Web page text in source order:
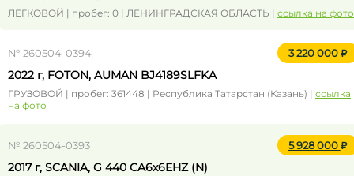
ЛЕГКОВОЙ | пробег: 0 | ЛЕНИНГРАДСКАЯ ОБЛАСТЬ | ссылка на фото
№ 260504-0394 3 220 000
2022 г, FOTON, AUMAN BJ4189SLFKA
ГРУЗОВОЙ | пробег: 361448 | Республика Татарстан (Казань) | ссылка
на фото
№ 260504-0393 5 928 000
2017 г, SCANIA, G 440 CA6x6EHZ (N)